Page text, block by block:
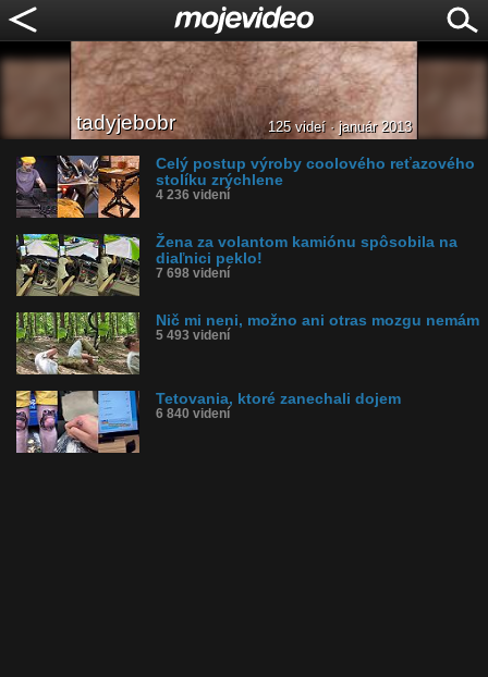
tadyjebobr 125 videí · január 2013
Celý postup výroby coolového reťazového
stolíku zrýchlene
4 236 videní
Žena za volantom kamiónu spôsobila na
diaľnici peklo!
7 698 videní
Nič mi neni, možno ani otras mozgu nemám
5 493 videní
Tetovania, ktoré zanechali dojem
6 840 videní